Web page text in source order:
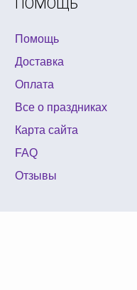
ПОМОЩЬ
Помощь
Доставка
Оплата
Все о праздниках
Карта сайта
FAQ
Отзывы